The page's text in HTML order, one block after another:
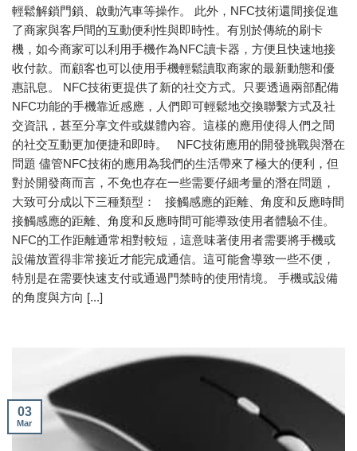
輕鬆解鎖門鎖、啟動汽車等操作。 此外，NFC技術還間接促進
了商家與客戶間的互動便利性與即時性。有別於傳統的刷卡
機，如今商家可以利用手機作為NFC讀卡器，方便且快速地接
收付款。而顧客也可以使用手機輕鬆讀取商家的最新動態和優
惠訊息。 NFC技術更提供了新的社交方式。只要透過兩部配備
NFC功能的手機靠近感應，人們即可輕鬆地交換聯繫方式及社
交資訊，甚至分享文件或媒體內容。這樣的應用使得人們之間
的社交互動更加便捷和即時。 NFC技術應用的開發挑戰與潛在
問題 儘管NFC技術的應用為我們的生活帶來了極大的便利，但
對於開發商而言，不免也存在一些需要仔細考量的潛在問題，
大致可分成以下三種類型： 接觸感應的距離、角度和反應時間
接觸感應的距離、角度和反應時間可能導致使用者體驗不佳。
NFC的工作距離通常相對較短，這意味著使用者需要將手機或
設備放置得非常接近才能完成通信。這可能會導致一些不便，
特別是在需要快速支付或通過門禁時的使用情境。 手機或設備
的角度與方向 [...]
03
Mar